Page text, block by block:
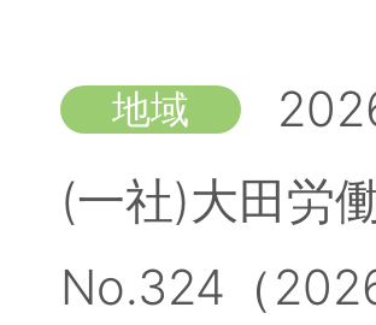
地域
(一社)大田労
No.324（